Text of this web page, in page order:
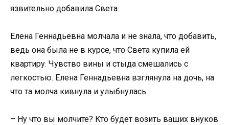
язвительно добавила Света.
Елена Геннадьевна молчала и не знала, что добавить,
ведь она была не в курсе, что Света купила ей
квартиру. Чувство вины и стыда смешались с
легкостью. Елена Геннадьевна взглянула на дочь, на
что та молча кивнула и улыбнулась.
– Ну что вы молчите? Кто будет возить ваших внуков